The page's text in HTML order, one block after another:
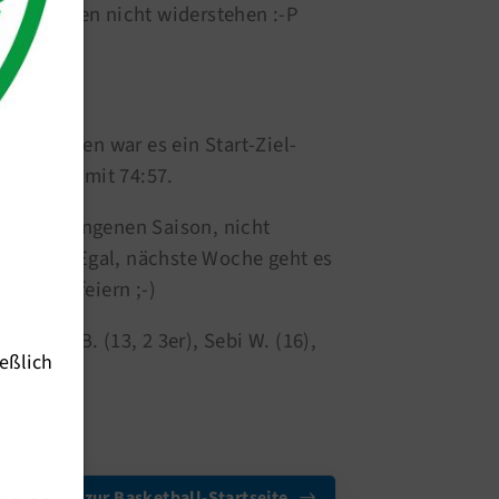
konnten nicht widerstehen :-P
hielten war es ein Start-Ziel-
wir mit 74:57.
vergangenen Saison, nicht
hatte! Egal, nächste Woche geht es
besser feiern ;-)
B. (13, 2 3er), Sebi W. (16),